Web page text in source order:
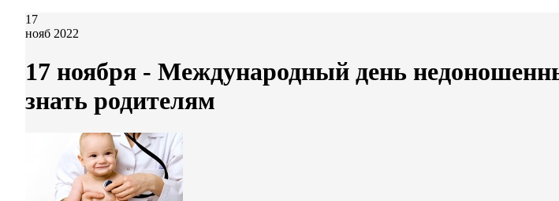
17
нояб 2022
17 ноября ‑ Международный день
знать родителям